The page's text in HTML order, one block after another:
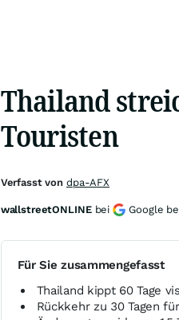
Thailand
Touristen
Für Sie zusammengefasst
Thailand kippt 60 Tage
Rückkehr zu 30 Tagen
Verfasst von dpa-AFX
wallstreetONLINE bei Google